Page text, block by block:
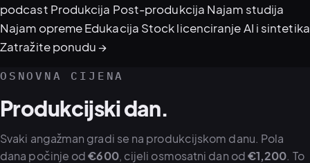
Sve usluge▾ Pokrenite brief kampanje →
03
podcast Produkcija Post-produkcija Najam studija
Najam opremeEdukacija Stock licenciranjeAI i sintetika
Zatražite ponudu →
OSNOVNA CIJENA
Produkcijski dan.
Svaki angažman gradi se na produkcijskom danu. Pola
dana počinje od€600, cijeli osmosatni dan od €1,200 . To